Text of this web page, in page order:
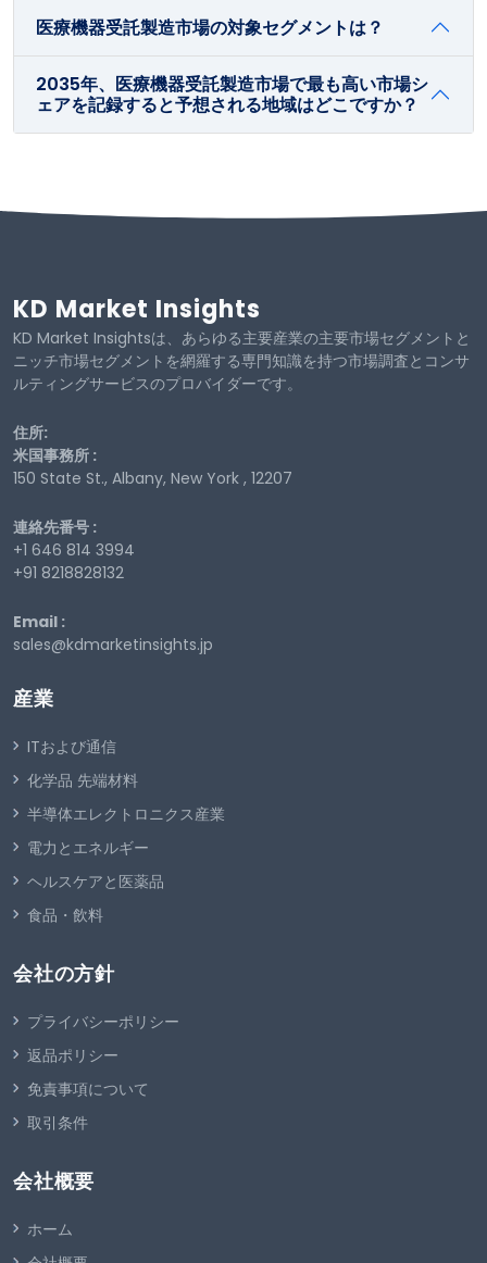
医療機器受託製造市場の対象セグメントは？
2035年、医療機器受託製造市場で最も高い市場シ
ェアを記録すると予想される地域はどこですか？
KD Market Insights
KD Market Insightsは、あらゆる主要産業の主要市場セグメントと
ニッチ市場セグメントを網羅する専門知識を持つ市場調査とコンサ
ルティングサービスのプロバイダーです。
住所:
米国事務所 :
150 State St., Albany, New York , 12207
連絡先番号 :
+1 646 814 3994
+91 8218828132
Email :
sales@kdmarketinsights.jp
産業
ITおよび通信
化学品 先端材料
半導体エレクトロニクス産業
電力とエネルギー
ヘルスケアと医薬品
食品・飲料
会社の方針
プライバシーポリシー
返品ポリシー
免責事項について
取引条件
会社概要
ホーム